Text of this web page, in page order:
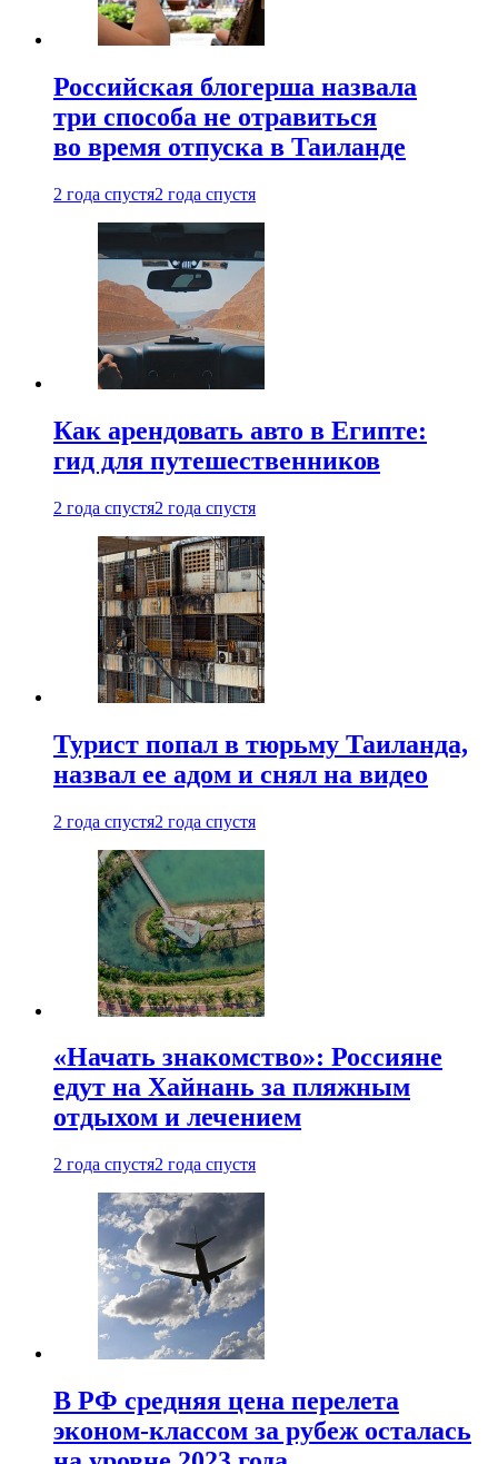
Российская блогерша назвала
три способа не отравиться
во время отпуска в Таиланде
2 года спустя2 года спустя
Как арендовать авто в Египте:
гид для путешественников
2 года спустя2 года спустя
Турист попал в тюрьму Таиланда,
назвал ее адом и снял на видео
2 года спустя2 года спустя
«Начать знакомство»: Россияне
едут на Хайнань за пляжным
отдыхом и лечением
2 года спустя2 года спустя
В РФ средняя цена перелета
эконом-классом за рубеж осталась